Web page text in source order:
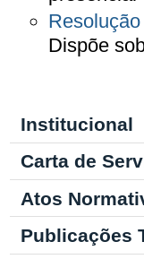
Dispõe
Institucional
Carta de
Atos
Publicações